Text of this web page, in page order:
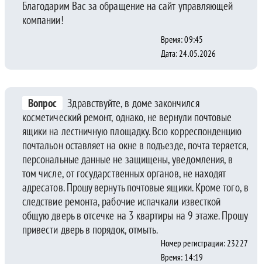
Благодарим Вас за обращение на сайт управляющей
компании!
Время: 09:45
Дата: 24.05.2026
Вопрос
Здравствуйте, в доме закончился
косметический ремонт, однако, не вернули почтовые
ящики на лестничную площадку. Всю корреспонденцию
почтальон оставляет на окне в подъезде, почта теряется,
персональные данные не защищены, уведомления, в
том числе, от государственных органов, не находят
адресатов. Прошу вернуть почтовые ящики. Кроме того, в
следствие ремонта, рабочие испачкали известкой
общую дверь в отсечке на 3 квартиры на 9 этаже. Прошу
привести дверь в порядок, отмыть.
Номер регистрации: 23227
Время: 14:19